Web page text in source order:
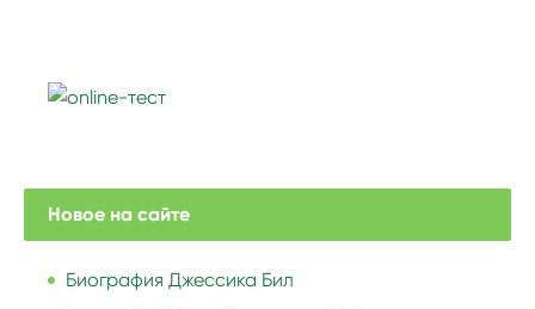
Новое на сайте
Биография Джессика Бил